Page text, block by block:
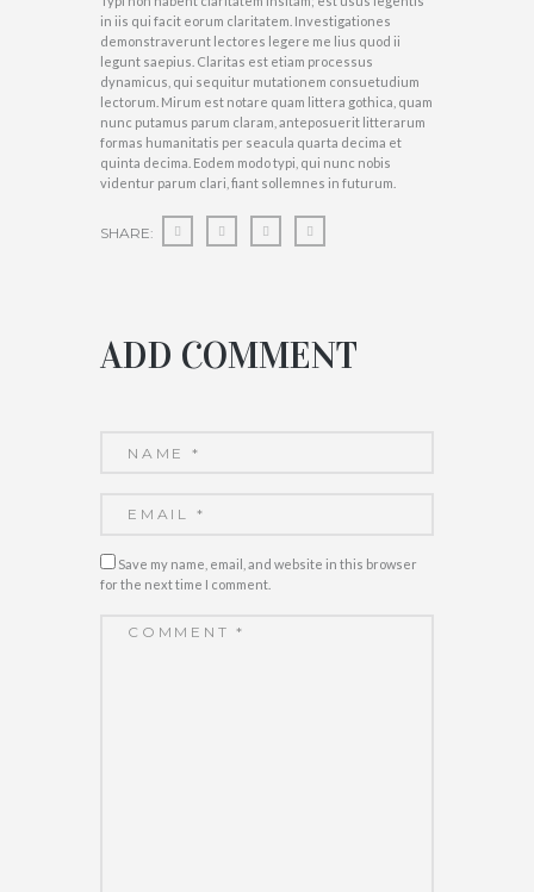
in iis qui facit eorum claritatem. Investigationes
demonstraverunt lectores legere me lius quod ii
legunt saepius. Claritas est etiam processus
dynamicus, qui sequitur mutationem consuetudium
lectorum. Mirum est notare quam littera gothica, quam
nunc putamus parum claram, anteposuerit litterarum
formas humanitatis per seacula quarta decima et
quinta decima. Eodem modo typi, qui nunc nobis
videntur parum clari, fiant sollemnes in futurum.
SHARE:
ADD COMMENT
Save my name, email, and website in this browser
for the next time I comment.